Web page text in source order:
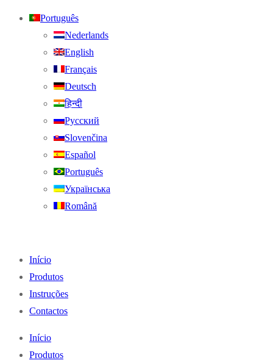
Português
Nederlands
English
Français
Deutsch
हिन्दी
Русский
Slovenčina
Español
Português
Українська
Română
Início
Produtos
Instruções
Contactos
Início
Produtos